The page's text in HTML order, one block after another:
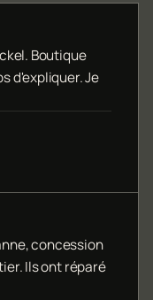
Boutique
d'expliquer. Je
concession
Ils ont réparé